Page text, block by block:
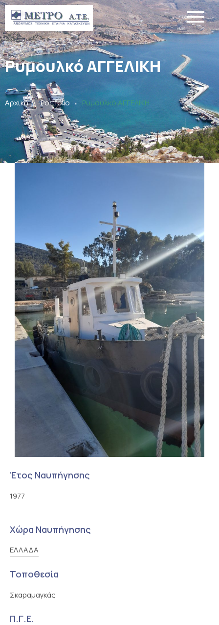
Ρυμουλκό ΑΓΓΕΛΙΚΗ
Αρχική . Portfolio . Ρυμουλκό ΑΓΓΕΛΙΚΗ
Έτος Ναυπήγησης
1977
Χώρα Ναυπήγησης
ΕΛΛΑΔΑ
Τοποθεσία
Σκαραμαγκάς
Π.Γ.Ε.